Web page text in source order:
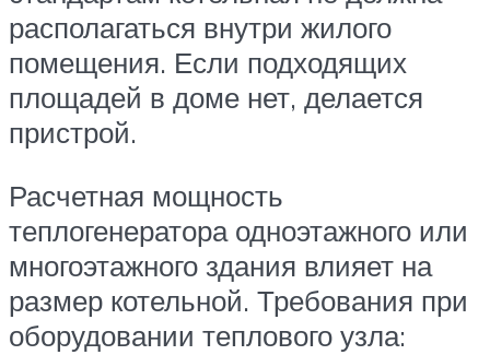
располагаться внутри жилого
помещения. Если подходящих
площадей в доме нет, делается
пристрой.
Расчетная мощность
теплогенератора одноэтажного или
многоэтажного здания влияет на
размер котельной. Требования при
оборудовании теплового узла: